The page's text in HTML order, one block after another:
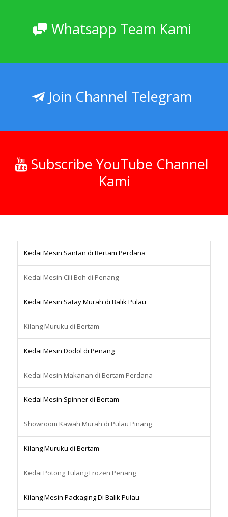
Whatsapp Team Kami
Join Channel Telegram
Subscribe YouTube Channel
Kami
Kedai Mesin Santan di Bertam Perdana
Kedai Mesin Cili Boh di Penang
Kedai Mesin Satay Murah di Balik Pulau
Kilang Muruku di Bertam
Kedai Mesin Dodol di Penang
Kedai Mesin Makanan di Bertam Perdana
Kedai Mesin Spinner di Bertam
Showroom Kawah Murah di Pulau Pinang
Kilang Muruku di Bertam
Kedai Potong Tulang Frozen Penang
Kilang Mesin Packaging Di Balik Pulau